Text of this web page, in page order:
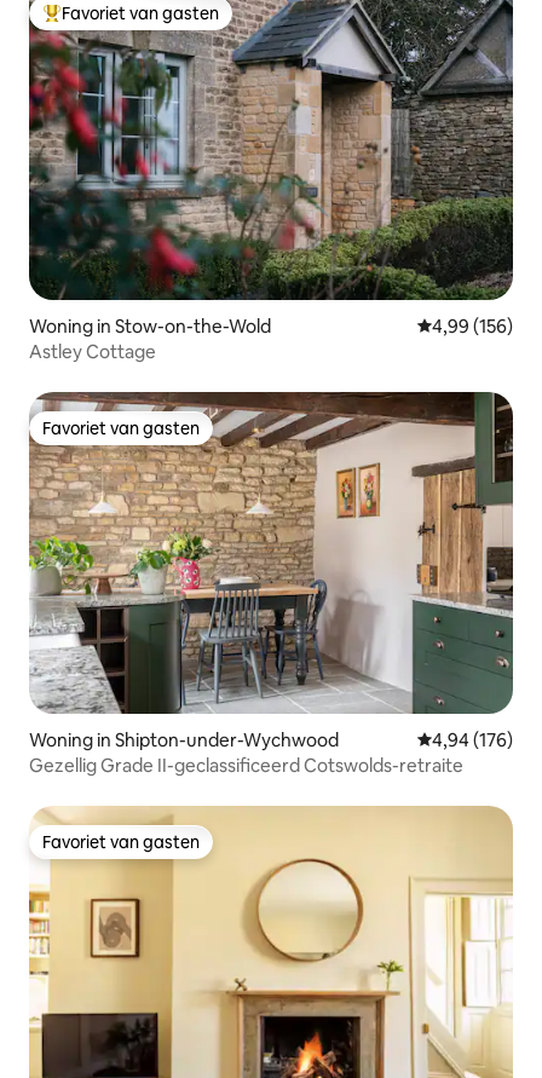
Topfavoriet van gasten
Favoriet van gasten
Woning in Stow-on-the-Wold Gemiddelde
4,99 (156)
Astley Cottage
Favoriet van gasten
Favoriet van gasten
Woning in Shipton-under-Wychwood Gemiddelde
4,94 (176)
Gezellig Grade II-geclassificeerd Cotswolds-retraite
Favoriet van gasten
Favoriet van gasten